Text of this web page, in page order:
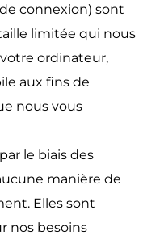
connexion) sont
limitée qui nous
ordinateur,
aux fins de
nous vous
le biais des
manière de
Elles sont
nos besoins